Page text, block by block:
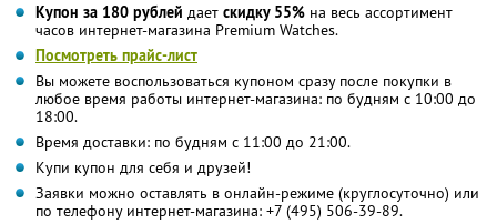
Купон за 180 рублей дает скидку 55% на весь ассортимент
часов интернет-магазина Premium Watches.
Посмотреть прайс-лист
Вы можете воспользоваться купоном сразу после покупки в
любое время работы интернет-магазина: по будням с 10:00 до
18:00.
Время доставки: по будням с 11:00 до 21:00.
Купи купон для себя и друзей!
Заявки можно оставлять в онлайн-режиме (круглосуточно) или
по телефону интернет-магазина: +7 (495) 506-39-89.